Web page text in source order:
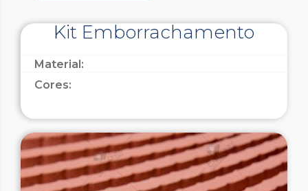
Kit Emborrachamento
Material:
Cores: